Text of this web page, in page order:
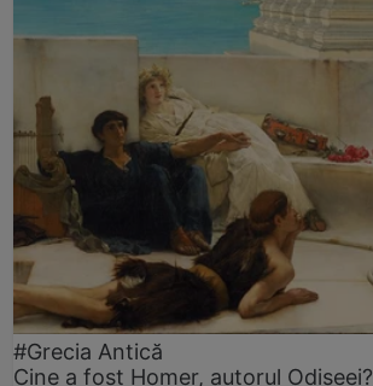
#Grecia Antică
Cine a fost Homer, autorul Odiseei?